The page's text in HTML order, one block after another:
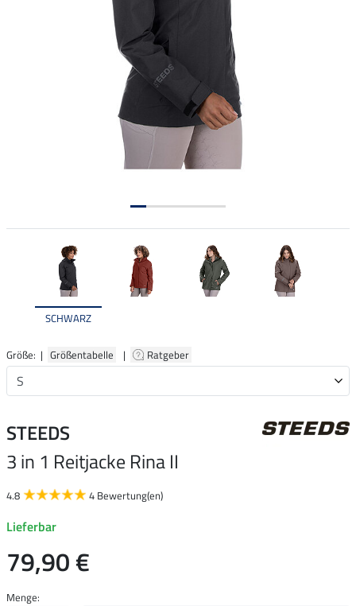
SCHWARZ
Größe: | Größentabelle | Ratgeber
STEEDS
3 in 1 Reitjacke Rina II
4.8 4 Bewertung(en)
Lieferbar
79,90 €
Menge: